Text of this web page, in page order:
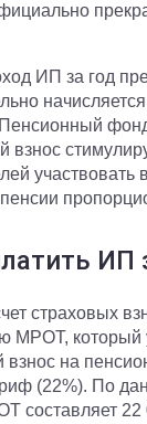
ИП за год
взнос
ИП
страховых
МРОТ, который
на
(22%). По
составляет 22